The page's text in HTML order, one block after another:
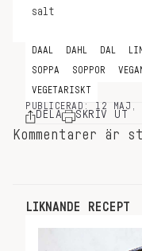
salt
DAAL DAHL DAL
SOPPA SOPPOR
VEGETARISKT
PUBLICERAD: 12 MAJ,
DELA SKRIV UT
Kommentarer är
LIKNANDE RECEPT